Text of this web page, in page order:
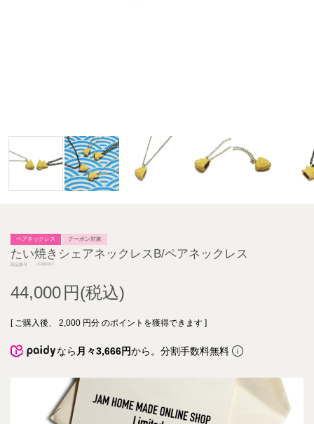
ペアネックレス クーポン対象
たい焼きシェアネックレスB/ペアネックレス
商品番号 JGNC017
44,000
[ ご購入後、 2,000 円分 のポイントを獲得できます ]
なら 月々3,666円から。分割手数料無料